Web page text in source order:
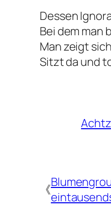
Dessen
Bei dem man
Man zeigt
Sitzt da und
《